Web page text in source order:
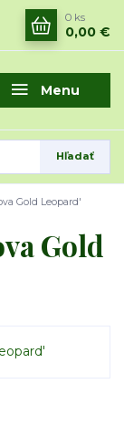
Menu
Hľadať
0 ks
0,00 €
Gold Leopard'
Gold